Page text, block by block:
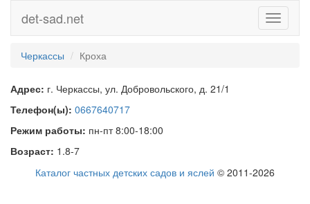
Toggle
det-sad.net
Черкассы Кроха
Адрес: г. Черкассы, ул. Добровольского, д. 21/1
Телефон(ы): 0667640717
Режим работы: пн-пт 8:00-18:00
Возраст: 1.8-7
Каталог частных детских садов и яслей © 2011-2026